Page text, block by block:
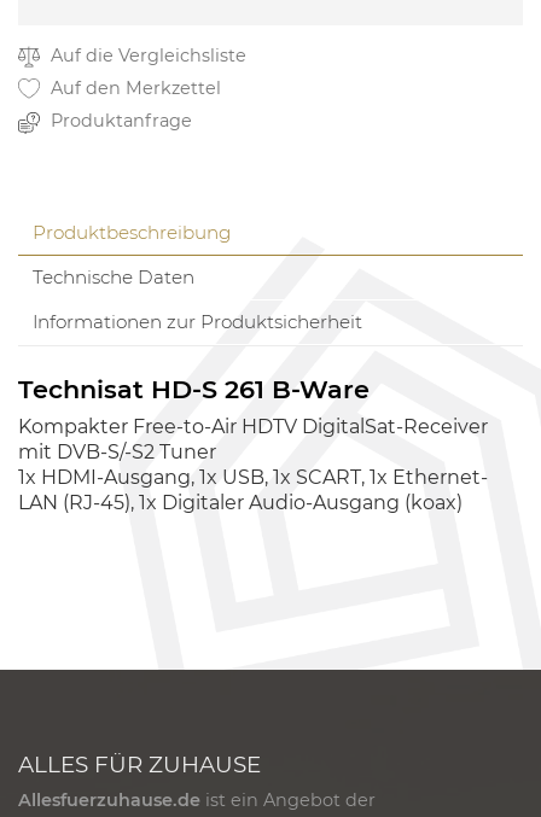
Auf die Vergleichsliste
Auf den Merkzettel
Produktanfrage
Produktbeschreibung
Technische Daten
Informationen zur Produktsicherheit
Technisat HD-S 261 B-Ware
Kompakter Free-to-Air HDTV DigitalSat-Receiver
mit DVB-S/-S2 Tuner
1x HDMI-Ausgang, 1x USB, 1x SCART, 1x Ethernet-
LAN (RJ-45), 1x Digitaler Audio-Ausgang (koax)
ALLES FÜR ZUHAUSE
Allesfuerzuhause.de ist ein Angebot der